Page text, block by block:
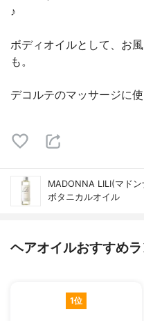
♪
ボディオイルとして、お
も。
デコルテのマッサージに
MADONNA LILI(マドン
ボタニカルオイル
ヘアオイルおすすめ
1位